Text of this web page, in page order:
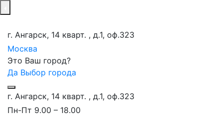
г. Ангарск, 14 кварт. , д.1, оф.323
Москва
Это Ваш город?
Да Выбор города
г. Ангарск, 14 кварт. , д.1, оф.323
Пн-Пт 9.00 – 18.00